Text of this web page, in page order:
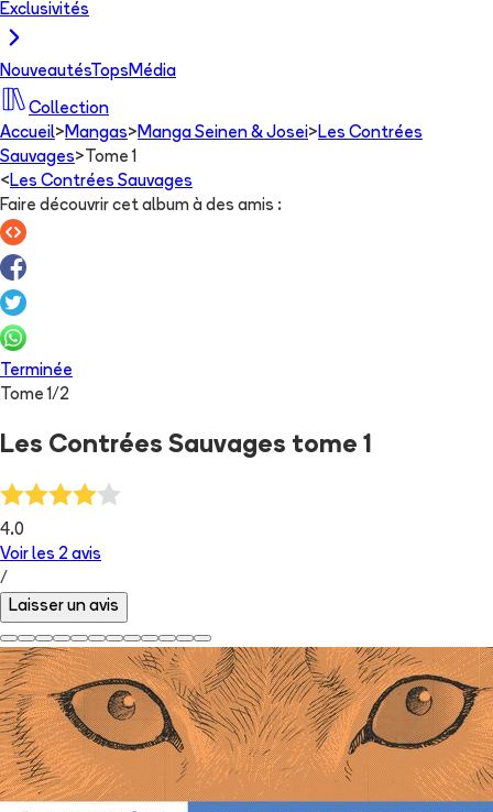
Exclusivités
NouveautésTops Média
Collection
Accueil> Mangas> Manga Seinen & Josei> Les Contrées
Sauvages> Tome 1
< Les Contrées Sauvages
Faire découvrir cet album à des amis :
Terminée
Tome1/2
Les Contrées Sauvages tome 1
4.0
Voir les 2 avis
/
Laisser un avis